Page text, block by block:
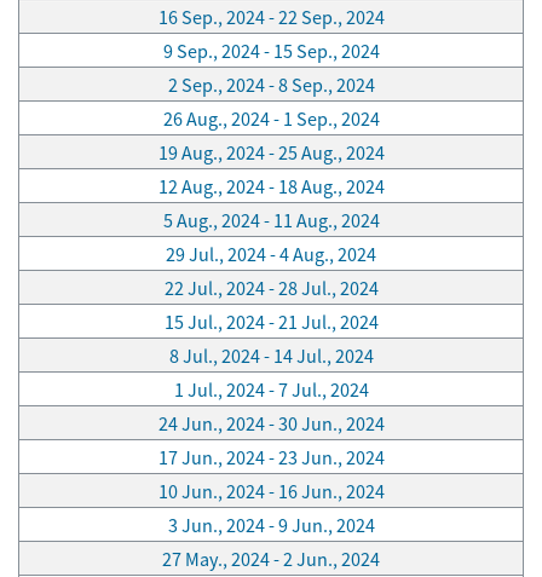
16 Sep., 2024 - 22 Sep., 2024
9 Sep., 2024 - 15 Sep., 2024
2 Sep., 2024 - 8 Sep., 2024
26 Aug., 2024 - 1 Sep., 2024
19 Aug., 2024 - 25 Aug., 2024
12 Aug., 2024 - 18 Aug., 2024
5 Aug., 2024 - 11 Aug., 2024
29 Jul., 2024 - 4 Aug., 2024
22 Jul., 2024 - 28 Jul., 2024
15 Jul., 2024 - 21 Jul., 2024
8 Jul., 2024 - 14 Jul., 2024
1 Jul., 2024 - 7 Jul., 2024
24 Jun., 2024 - 30 Jun., 2024
17 Jun., 2024 - 23 Jun., 2024
10 Jun., 2024 - 16 Jun., 2024
3 Jun., 2024 - 9 Jun., 2024
27 May., 2024 - 2 Jun., 2024